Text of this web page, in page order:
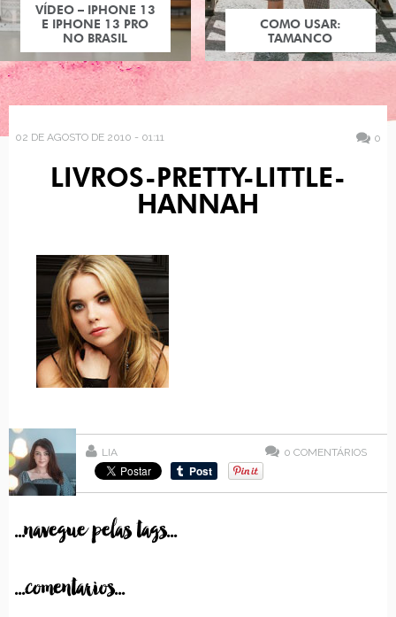
VÍDEO – IPHONE 13
E IPHONE 13 PRO
NO BRASIL
COMO USAR:
TAMANCO
02 DE AGOSTO DE 2010 - 01:11 0
LIVROS-PRETTY-LITTLE-
HANNAH
LIA 0 COMENTÁRIOS
...navegue pelas tags...
...comentarios...